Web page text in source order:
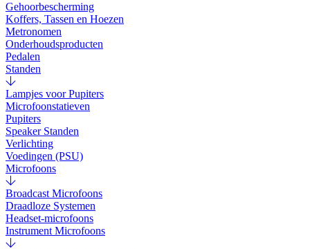
Gehoorbescherming
Koffers, Tassen en Hoezen
Metronomen
Onderhoudsproducten
Pedalen
Standen
Lampjes voor Pupiters
Microfoonstatieven
Pupiters
Speaker Standen
Verlichting
Voedingen (PSU)
Microfoons
Broadcast Microfoons
Draadloze Systemen
Headset-microfoons
Instrument Microfoons